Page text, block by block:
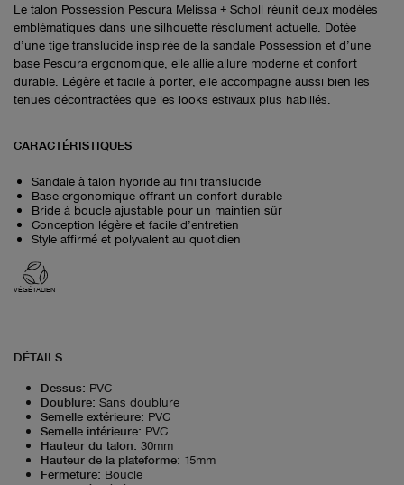
Le talon Possession Pescura Melissa + Scholl réunit deux modèles
emblématiques dans une silhouette résolument actuelle. Dotée
d’une tige translucide inspirée de la sandale Possession et d’une
base Pescura ergonomique, elle allie allure moderne et confort
durable. Légère et facile à porter, elle accompagne aussi bien les
tenues décontractées que les looks estivaux plus habillés.
CARACTÉRISTIQUES
Sandale à talon hybride au fini translucide
Base ergonomique offrant un confort durable
Bride à boucle ajustable pour un maintien sûr
Conception légère et facile d’entretien
Style affirmé et polyvalent au quotidien
VÉGÉTALIEN
DÉTAILS
Dessus: PVC
Doublure: Sans doublure
Semelle extérieure: PVC
Semelle intérieure: PVC
Hauteur du talon: 30mm
Hauteur de la plateforme: 15mm
Fermeture: Boucle